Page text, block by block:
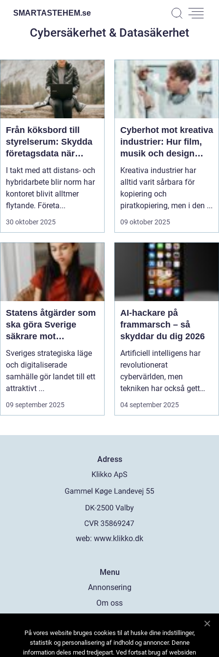
SMARTASTEHEM.se
Cybersäkerhet & Datasäkerhet
Från köksbord till
styrelserum: Skydda
företagsdata när
kontoret är överallt
I takt med att distans- och
hybridarbete blir norm har
kontoret blivit alltmer
flytande. Företa...
30 oktober 2025
Cyberhot mot kreativa
industrier: Hur film,
musik och design
skyddar sina
immateriella
rättigheter
Kreativa industrier har
alltid varit sårbara för
kopiering och
piratkopiering, men i den ...
09 oktober 2025
Statens åtgärder som
ska göra Sverige
säkrare mot
utländska cyberhot
Sveriges strategiska läge
och digitaliserade
samhälle gör landet till ett
attraktivt ...
09 september 2025
AI-hackare på
frammarsch – så
skyddar du dig 2026
Artificiell intelligens har
revolutionerat
cybervärlden, men
tekniken har också gett
upph...
04 september 2025
Adress
web: www.klikko.dk
Menu
Annonsering
Om oss
Kontakta oss
Sitemap
På vores website bruges cookies til at huske dine indstillinger,
statistik og personalisering af indhold og annoncer. Denne
information deles med tredjepart. Ved fortsat brug af websiden